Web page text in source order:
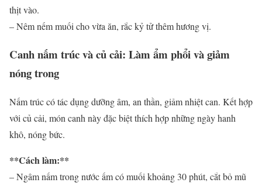
thịt vào.
– Nêm nếm muối cho vừa ăn, rắc kỷ tử thêm hương vị.
Canh nấm trúc và củ cải: Làm ẩm phổi và giảm
nóng trong
Nấm trúc có tác dụng dưỡng âm, an thần, giảm nhiệt can. Kết hợp
với củ cải, món canh này đặc biệt thích hợp những ngày hanh
khô, nóng bức.
**Cách làm:**
– Ngâm nấm trong nước ấm có muối khoảng 30 phút, cắt bỏ mũ